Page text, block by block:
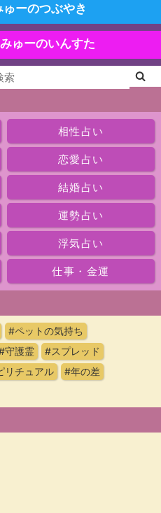
ーのつぶやき
ゅーのいんすた
相性占い
恋愛占い
結婚占い
運勢占い
浮気占い
仕事・金運
#ペットの気持ち
守護霊
#スプレッド
リチュアル
#年の差